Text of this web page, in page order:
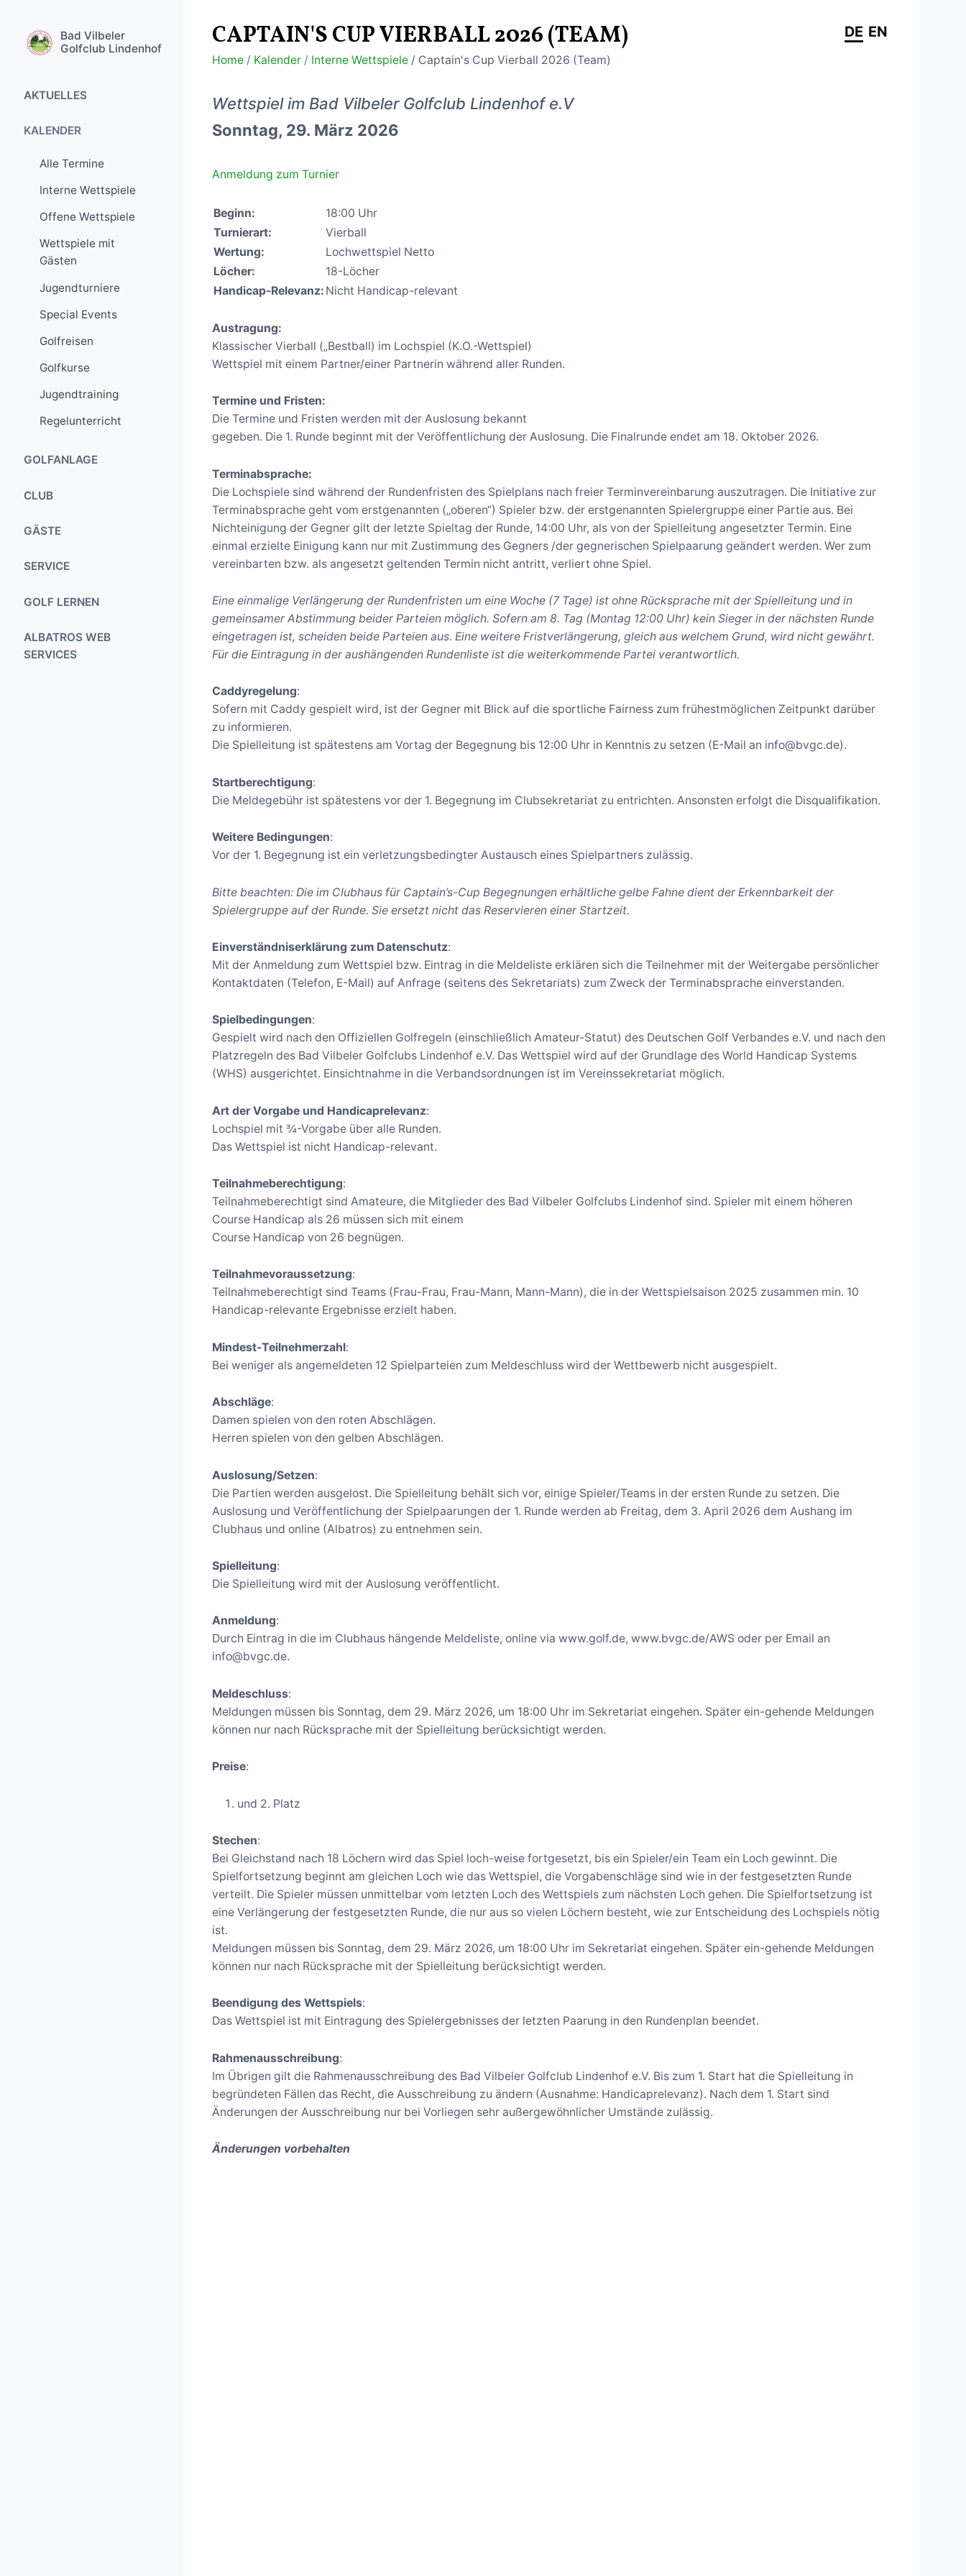
Bad Vilbeler
Golfclub Lindenhof
AKTUELLES
Golfanlage aktuell
KALENDER
Alle Termine
Interne Wettspiele
Offene Wettspiele
Wettspiele mit
Gästen
Jugendturniere
Special Events
Golfreisen
Golfkurse
Jugendtraining
Regelunterricht
GOLFANLAGE
Der Platz
Greenkeeping
Übungsanlagen
Platzregeln
CLUB
Prinzipien
Antragsformulare
Anfahrt
Historie
GÄSTE
Greenfee
Firmenturniere
SERVICE
Sekretariat
Gourmet-
GOLF LERNEN
Jugendtraining
Die Golflehrer
ALBATROS WEB
SERVICES
DE EN
CAPTAIN'S CUP VIERBALL 2026 (TEAM)
Home/ Kalender/ Interne Wettspiele / Captain's Cup Vierball 2026 (Team)
Wettspiel im Bad Vilbeler Golfclub Lindenhof e.V
Sonntag, 29. März 2026
Anmeldung zum Turnier
Beginn:
18:00 Uhr
Turnierart:
Vierball
Wertung:
Lochwettspiel Netto
Löcher:
18-Löcher
Handicap-Relevanz: Nicht Handicap-relevant
Austragung:
Klassischer Vierball („Bestball) im Lochspiel (K.O.-Wettspiel)
Wettspiel mit einem Partner/einer Partnerin während aller Runden.
Termine und Fristen:
Die Termine und Fristen werden mit der Auslosung bekannt
gegeben. Die 1. Runde beginnt mit der Veröffentlichung der Auslosung. Die Finalrunde endet am 18. Oktober 2026.
Terminabsprache:
Die Lochspiele sind während der Rundenfristen des Spielplans nach freier Terminvereinbarung auszutragen. Die Initiative zur
Terminabsprache geht vom erstgenannten („oberen“) Spieler bzw. der erstgenannten Spielergruppe einer Partie aus. Bei
Nichteinigung der Gegner gilt der letzte Spieltag der Runde, 14:00 Uhr, als von der Spielleitung angesetzter Termin. Eine
einmal erzielte Einigung kann nur mit Zustimmung des Gegners /der gegnerischen Spielpaarung geändert werden. Wer zum
vereinbarten bzw. als angesetzt geltenden Termin nicht antritt, verliert ohne Spiel.
Eine einmalige Verlängerung der Rundenfristen um eine Woche (7 Tage) ist ohne Rücksprache mit der Spielleitung und in
gemeinsamer Abstimmung beider Parteien möglich. Sofern am 8. Tag (Montag 12:00 Uhr) kein Sieger in der nächsten Runde
eingetragen ist, scheiden beide Parteien aus. Eine weitere Fristverlängerung, gleich aus welchem Grund, wird nicht gewährt.
Für die Eintragung in der aushängenden Rundenliste ist die weiterkommende Partei verantwortlich.
Caddyregelung:
Sofern mit Caddy gespielt wird, ist der Gegner mit Blick auf die sportliche Fairness zum frühestmöglichen Zeitpunkt darüber
zu informieren.
Die Spielleitung ist spätestens am Vortag der Begegnung bis 12:00 Uhr in Kenntnis zu setzen (E-Mail an info@bvgc.de).
Startberechtigung:
Die Meldegebühr ist spätestens vor der 1. Begegnung im Clubsekretariat zu entrichten. Ansonsten erfolgt die Disqualifikation.
Weitere Bedingungen:
Vor der 1. Begegnung ist ein verletzungsbedingter Austausch eines Spielpartners zulässig.
Bitte beachten: Die im Clubhaus für Captain’s-Cup Begegnungen erhältliche gelbe Fahne dient der Erkennbarkeit der
Spielergruppe auf der Runde. Sie ersetzt nicht das Reservieren einer Startzeit.
Einverständniserklärung zum Datenschutz:
Mit der Anmeldung zum Wettspiel bzw. Eintrag in die Meldeliste erklären sich die Teilnehmer mit der Weitergabe persönlicher
Kontaktdaten (Telefon, E-Mail) auf Anfrage (seitens des Sekretariats) zum Zweck der Terminabsprache einverstanden.
Spielbedingungen:
Gespielt wird nach den Offiziellen Golfregeln (einschließlich Amateur-Statut) des Deutschen Golf Verbandes e.V. und nach den
Platzregeln des Bad Vilbeler Golfclubs Lindenhof e.V. Das Wettspiel wird auf der Grundlage des World Handicap Systems
(WHS) ausgerichtet. Einsichtnahme in die Verbandsordnungen ist im Vereinssekretariat möglich.
Art der Vorgabe und Handicaprelevanz:
Lochspiel mit ¾-Vorgabe über alle Runden.
Das Wettspiel ist nicht Handicap-relevant.
Teilnahmeberechtigung:
Teilnahmeberechtigt sind Amateure, die Mitglieder des Bad Vilbeler Golfclubs Lindenhof sind. Spieler mit einem höheren
Course Handicap als 26 müssen sich mit einem
Course Handicap von 26 begnügen.
Teilnahmevoraussetzung:
Teilnahmeberechtigt sind Teams (Frau-Frau, Frau-Mann, Mann-Mann), die in der Wettspielsaison 2025 zusammen min. 10
Handicap-relevante Ergebnisse erzielt haben.
Mindest-Teilnehmerzahl:
Bei weniger als angemeldeten 12 Spielparteien zum Meldeschluss wird der Wettbewerb nicht ausgespielt.
Abschläge:
Damen spielen von den roten Abschlägen.
Herren spielen von den gelben Abschlägen.
Auslosung/Setzen:
Die Partien werden ausgelost. Die Spielleitung behält sich vor, einige Spieler/Teams in der ersten Runde zu setzen. Die
Auslosung und Veröffentlichung der Spielpaarungen der 1. Runde werden ab Freitag, dem 3. April 2026 dem Aushang im
Clubhaus und online (Albatros) zu entnehmen sein.
Spielleitung:
Die Spielleitung wird mit der Auslosung veröffentlicht.
Anmeldung:
Durch Eintrag in die im Clubhaus hängende Meldeliste, online via www.golf.de, www.bvgc.de/AWS oder per Email an
info@bvgc.de.
Meldeschluss:
Meldungen müssen bis Sonntag, dem 29. März 2026, um 18:00 Uhr im Sekretariat eingehen. Später ein-gehende Meldungen
können nur nach Rücksprache mit der Spielleitung berücksichtigt werden.
Preise:
und 2. Platz
Stechen:
Bei Gleichstand nach 18 Löchern wird das Spiel loch-weise fortgesetzt, bis ein Spieler/ein Team ein Loch gewinnt. Die
Spielfortsetzung beginnt am gleichen Loch wie das Wettspiel, die Vorgabenschläge sind wie in der festgesetzten Runde
verteilt. Die Spieler müssen unmittelbar vom letzten Loch des Wettspiels zum nächsten Loch gehen. Die Spielfortsetzung ist
eine Verlängerung der festgesetzten Runde, die nur aus so vielen Löchern besteht, wie zur Entscheidung des Lochspiels nötig
ist.
Meldungen müssen bis Sonntag, dem 29. März 2026, um 18:00 Uhr im Sekretariat eingehen. Später ein-gehende Meldungen
können nur nach Rücksprache mit der Spielleitung berücksichtigt werden.
Beendigung des Wettspiels:
Das Wettspiel ist mit Eintragung des Spielergebnisses der letzten Paarung in den Rundenplan beendet.
Rahmenausschreibung:
Im Übrigen gilt die Rahmenausschreibung des Bad Vilbeler Golfclub Lindenhof e.V. Bis zum 1. Start hat die Spielleitung in
begründeten Fällen das Recht, die Ausschreibung zu ändern (Ausnahme: Handicaprelevanz). Nach dem 1. Start sind
Änderungen der Ausschreibung nur bei Vorliegen sehr außergewöhnlicher Umstände zulässig.
Änderungen vorbehalten